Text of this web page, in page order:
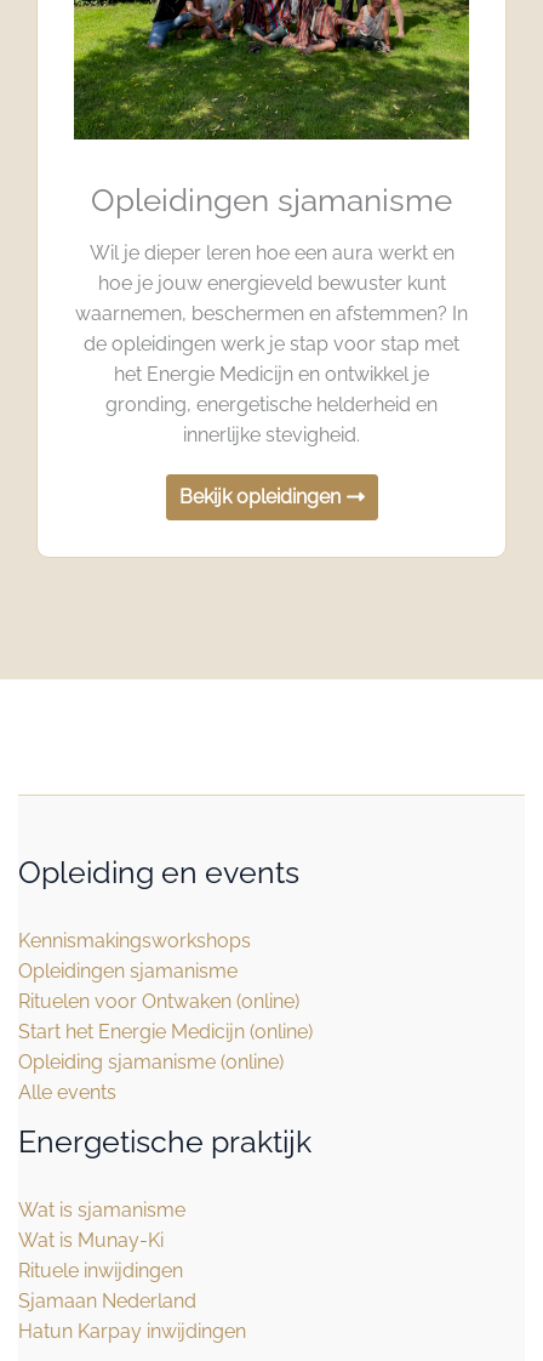
Opleidingen sjamanisme
Wil je dieper leren hoe een aura werkt en
hoe je jouw energieveld bewuster kunt
waarnemen, beschermen en afstemmen? In
de opleidingen werk je stap voor stap met
het Energie Medicijn en ontwikkel je
gronding, energetische helderheid en
innerlijke stevigheid.
Bekijk opleidingen
Opleiding en events
Kennismakingsworkshops
Opleidingen sjamanisme
Rituelen voor Ontwaken (online)
Start het Energie Medicijn (online)
Opleiding sjamanisme (online)
Alle events
Energetische praktijk
Wat is sjamanisme
Wat is Munay-Ki
Rituele inwijdingen
Sjamaan Nederland
Hatun Karpay inwijdingen